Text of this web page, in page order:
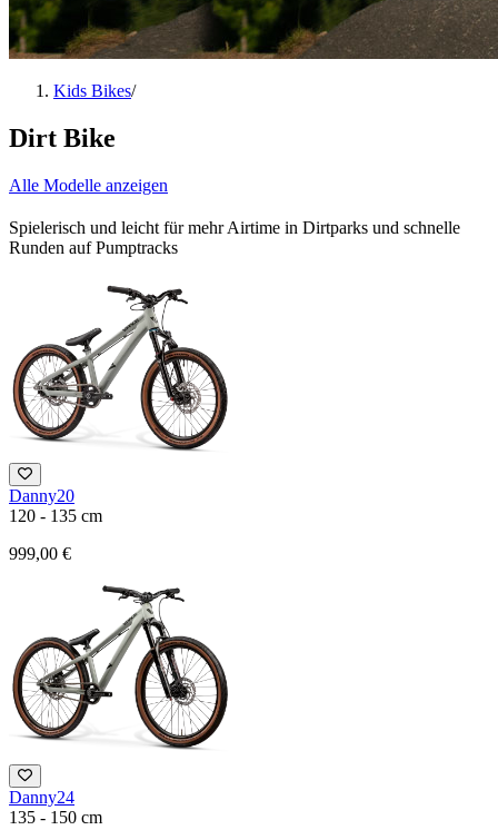
Kids Bikes/
Dirt Bike
Alle Modelle anzeigen
Spielerisch und leicht für mehr Airtime in Dirtparks und schnelle
Runden auf Pumptracks
Danny20
120 - 135 cm
999,00 €
Danny24
135 - 150 cm